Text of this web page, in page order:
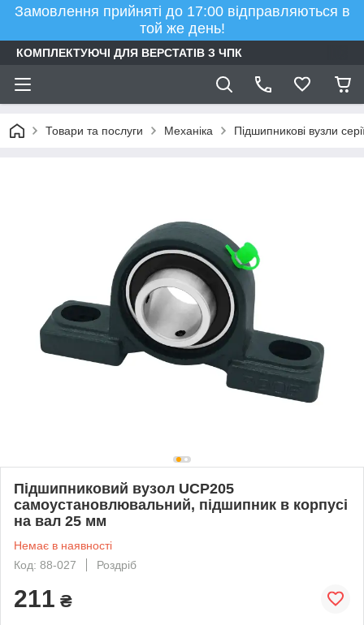
Замовлення прийняті до 17:00 відправляються в
той же день!
КОМПЛЕКТУЮЧІ ДЛЯ ВЕРСТАТІВ З ЧПК
Товари та послуги Механіка Підшипникові вузли
Підшипниковий вузол UCP205
самоустановлювальний, підшипник в корпусі
на вал 25 мм
Немає в наявності
Код: 88-027
Роздріб
211 ₴